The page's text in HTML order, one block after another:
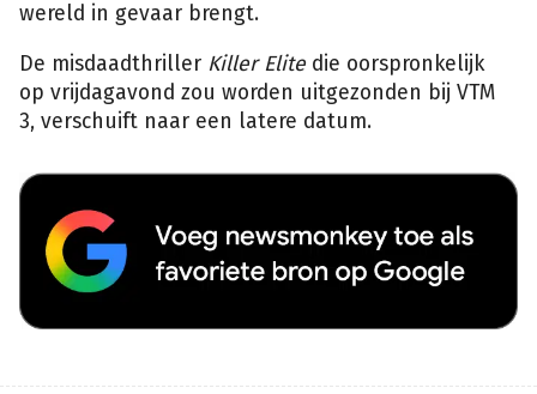
wereld in gevaar brengt.
De misdaadthriller Killer Elitedie oorspronkelijk
op vrijdagavond zou worden uitgezonden bij VTM
3, verschuift naar een latere datum.